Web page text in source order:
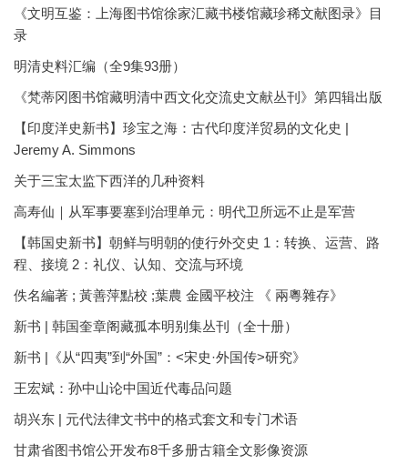
《文明互鉴：上海图书馆徐家汇藏书楼馆藏珍稀文献图录》目
录
明清史料汇编（全9集93册）
《梵蒂冈图书馆藏明清中西文化交流史文献丛刊》第四辑出版
【印度洋史新书】珍宝之海：古代印度洋贸易的文化史 |
Jeremy A. Simmons
关于三宝太监下西洋的几种资料
高寿仙｜从军事要塞到治理单元：明代卫所远不止是军营
【韩国史新书】朝鲜与明朝的使行外交史 1：转换、运营、路
程、接境 2：礼仪、认知、交流与环境
佚名編著 ; 黃善萍點校 ;葉農 金國平校注 《 兩粵雜存》
新书 | 韩国奎章阁藏孤本明别集丛刊（全十册）
新书 |《从“四夷”到“外国”：<宋史·外国传>研究》
王宏斌：孙中山论中国近代毒品问题
胡兴东 | 元代法律文书中的格式套文和专门术语
甘肃省图书馆公开发布8千多册古籍全文影像资源